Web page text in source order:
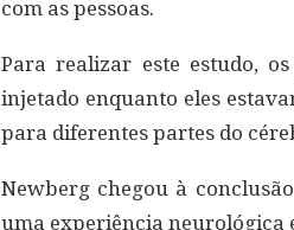
com as pessoas.
Para realizar este estudo,
injetado enquanto eles
para diferentes partes do
Newberg chegou à
uma experiência neurológica